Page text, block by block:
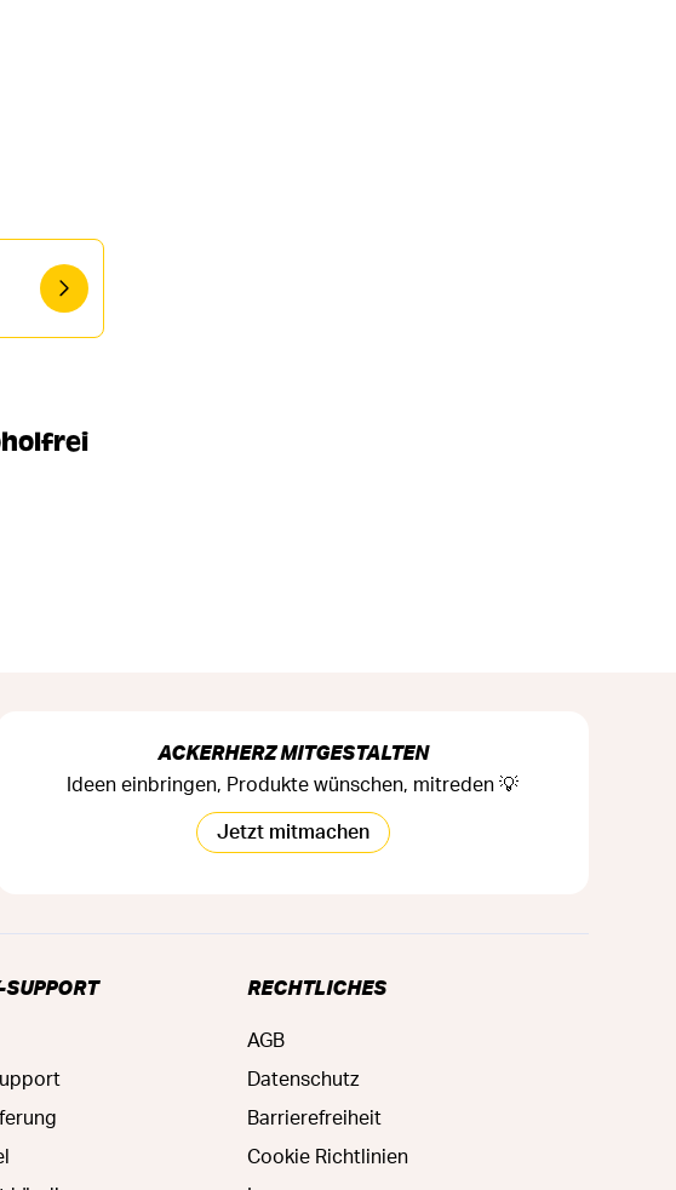
ACKERHERZ MITGESTALTEN
Ideen einbringen, Produkte wünschen, mitreden 💡
Jetzt mitmachen
RECHTLICHES
AGB
Datenschutz
Barrierefreiheit
Cookie Richtlinien